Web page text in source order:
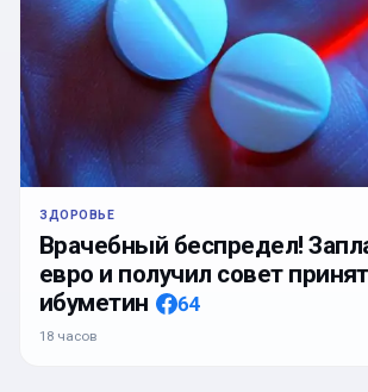
ЗДОРОВЬЕ
Врачебный беспредел!
евро и получил совет
ибуметин
64
18 часов